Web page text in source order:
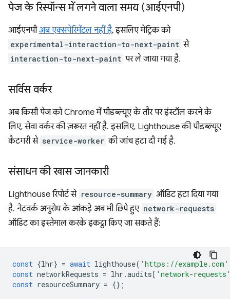
पेज के रिस्पॉन्स में लगने वाला समय (आईएनपी)
आईएनपीअब एक्सपेरिमेंटल नहीं है, इसलिए मेट्रिक को
experimental-interaction-to-next-paint से
interaction-to-next-paint पर ले जाया गया है.
सर्विस वर्कर
अब किसी पेज को Chrome में पीडब्ल्यूए के तौर पर इंस्टॉल करने के
लिए, सेवा वर्कर की ज़रूरत नहीं है. इसलिए, Lighthouse की पीडब्ल्यूए
कैटगरी से service-worker की जांच हटा दी गई है.
संसाधन की खास जानकारी
Lighthouse रिपोर्ट से resource-summary ऑडिट हटा दिया गया
है. नेटवर्क अनुरोध के आंकड़े अब भी छिपे हुए network-requests
ऑडिट का इस्तेमाल करके इकट्ठा किए जा सकते हैं:
const {lhr} = await lighthouse( 'https://example.com'
const networkRequests = lhr .audits[ 'network-
const resourceSummary = {};